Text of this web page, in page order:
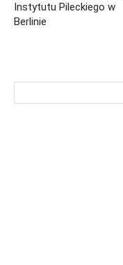
Instytutu Pileckiego w
Berlinie